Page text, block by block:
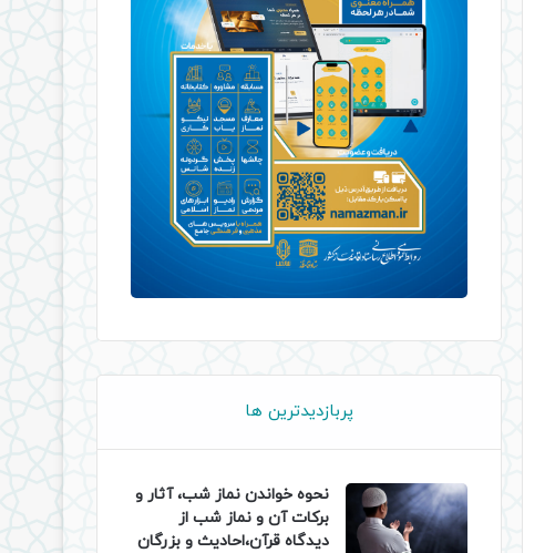
پربازدیدترین ها
نحوه خواندن نماز شب، آثار و
برکات آن و نماز شب از
دیدگاه قرآن،احادیث و بزرگان